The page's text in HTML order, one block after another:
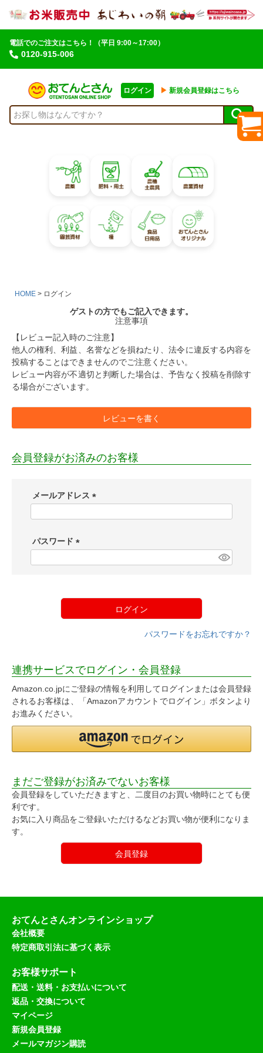
電話でのご注文はこちら！
0120-915-006
（平日 9:00～17:00）
ログイン ▶︎ 新規会員登録はこちら
HOME ログイン
ゲストの方でもご記入できます。
注意事項
【レビュー記入時のご注意】
他人の権利、利益、名誉などを損ねたり、法令に違反する内容を
投稿することはできませんのでご注意ください。
レビュー内容が不適切と判断した場合は、予告なく投稿を削除す
る場合がございます。
レビューを書く
会員登録がお済みのお客様
メールアドレス
)
パスワード
ログイン
パスワードをお忘れですか？
連携サービスでログイン・会員登録
Amazon.co.jpにご登録の情報を利用してログインまたは会員登録
されるお客様は、「Amazonアカウントでログイン」ボタンより
お進みください。
まだご登録がお済みでないお客様
会員登録をしていただきますと、二度目のお買い物時にとても便
利です。
お気に入り商品をご登録いただけるなどお買い物が便利になりま
す。
会員登録
おてんとさんオンラインショップ
会社概要
特定商取引法に基づく表示
お客様サポート
配送・送料・お支払いについて
返品・交換について
マイページ
新規会員登録
メールマガジン購読